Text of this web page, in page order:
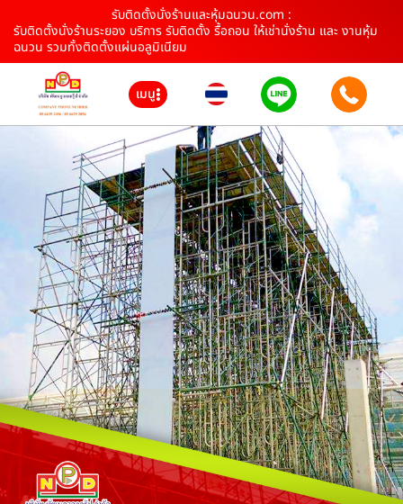
รับติดตั้งนั่งร้านและหุ้มฉนวน.com :
รับติดตั้งนั่งร้านระยอง บริการ รับติดตั้ง รื้อถอน ให้เช่านั่งร้าน และ งานหุ้ม
ฉนวน รวมทั้งติดตั้งแผ่นอลูมิเนียม
เมนู